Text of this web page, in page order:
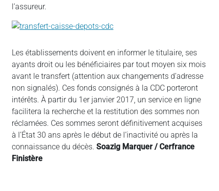
l’assureur.
Les établissements doivent en informer le titulaire, ses
ayants droit ou les bénéficiaires par tout moyen six mois
avant le transfert (attention aux changements d’adresse
non signalés). Ces fonds consignés à la CDC porteront
intérêts. À partir du 1er janvier 2017, un service en ligne
facilitera la recherche et la restitution des sommes non
réclamées. Ces sommes seront définitivement acquises
à l’État 30 ans après le début de l’inactivité ou après la
connaissance du décès. Soazig Marquer / Cerfrance
Finistère